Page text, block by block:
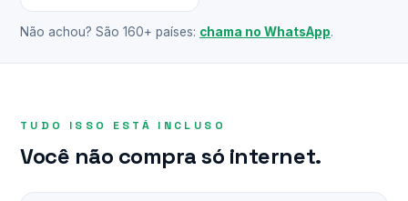
Não achou? São 160+ países: chama no WhatsApp.
TUDO ISSO ESTÁ INCLUSO
Você não compra só internet.